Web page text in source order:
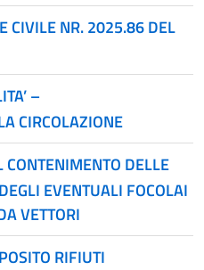
CIVILE NR. 2025.86 DEL
–
CIRCOLAZIONE
DELLE
EVENTUALI FOCOLAI
VETTORI
RIFIUTI